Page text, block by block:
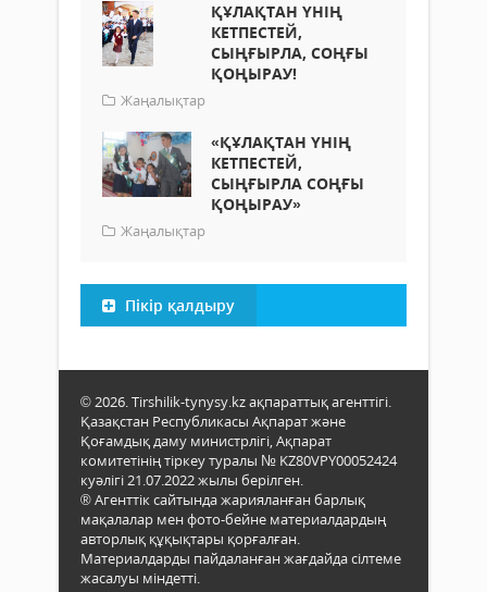
ҚҰЛАҚТАН ҮНІҢ
КЕТПЕСТЕЙ,
СЫҢҒЫРЛА, СОҢҒЫ
ҚОҢЫРАУ!
Жаңалықтар
«ҚҰЛАҚТАН ҮНІҢ
КЕТПЕСТЕЙ,
СЫҢҒЫРЛА СОҢҒЫ
ҚОҢЫРАУ»
Жаңалықтар
Пікір қалдыру
© 2026. Tirshilik-tynysy.kz ақпараттық агенттігі.
Қазақстан Республикасы Ақпарат және
Қоғамдық даму министрлігі, Ақпарат
комитетінің тіркеу туралы № KZ80VPY00052424
куәлігі 21.07.2022 жылы берілген.
® Агенттік сайтында жарияланған барлық
мақалалар мен фото-бейне материалдардың
авторлық құқықтары қорғалған.
Материалдарды пайдаланған жағдайда сілтеме
жасалуы міндетті.